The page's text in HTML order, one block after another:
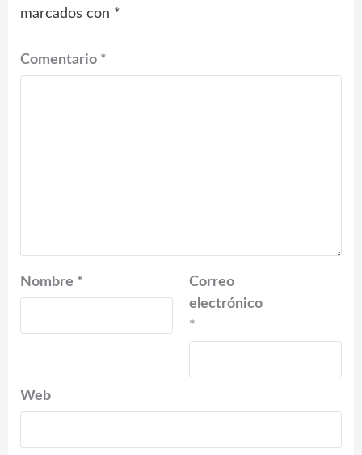
marcados con *
Comentario *
Nombre *
Correo
electrónico
*
Web